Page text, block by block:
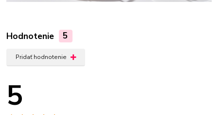
Hodnotenie 5
Pridať hodnotenie
5